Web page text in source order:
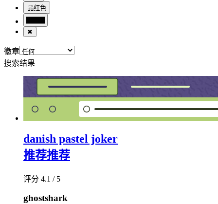
品红色
✖
徽章
搜索结果
danish pastel joker
推荐推荐
评分 4.1 / 5
ghostshark